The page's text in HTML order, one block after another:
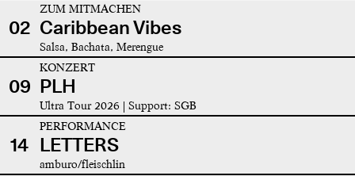
02
ZUM MITMACHEN
Caribbean Vibes
Salsa, Bachata, Merengue
09
KONZERT
PLH
Ultra Tour 2026 | Support: SGB
14
PERFORMANCE
LETTERS
amburo/fleischlin